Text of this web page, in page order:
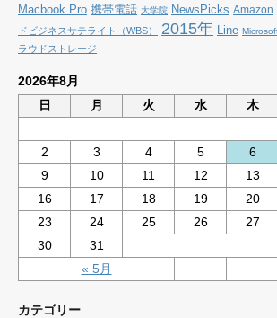
Macbook Pro 携帯電話 大学院 NewsPicks Amazon
ドビジネスサテライト（WBS）
2015年 Line
ラウドストレージ
2026年8月
日
月 火 水 木
« 5月
2
3 4 5 6
9
10 11 12 13
16
17 18 19 20
23
24 25 26 27
30
31
カテゴリー